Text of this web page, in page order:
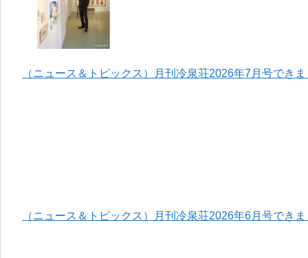
（ニュース＆トピックス）月刊冷泉荘2026年7月号でき
（ニュース＆トピックス）月刊冷泉荘2026年6月号でき